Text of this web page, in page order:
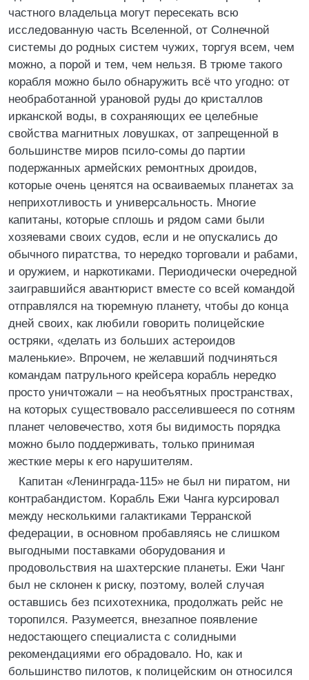
частного владельца могут пересекать всю
исследованную часть Вселенной, от Солнечной
системы до родных систем чужих, торгуя всем, чем
можно, а порой и тем, чем нельзя. В трюме такого
корабля можно было обнаружить всё что угодно: от
необработанной урановой руды до кристаллов
ирканской воды, в сохраняющих ее целебные
свойства магнитных ловушках, от запрещенной в
большинстве миров псило‑сомы до партии
подержанных армейских ремонтных дроидов,
которые очень ценятся на осваиваемых планетах за
неприхотливость и универсальность. Многие
капитаны, которые сплошь и рядом сами были
хозяевами своих судов, если и не опускались до
обычного пиратства, то нередко торговали и рабами,
и оружием, и наркотиками. Периодически очередной
заигравшийся авантюрист вместе со всей командой
отправлялся на тюремную планету, чтобы до конца
дней своих, как любили говорить полицейские
остряки, «делать из больших астероидов
маленькие». Впрочем, не желавший подчиняться
командам патрульного крейсера корабль нередко
просто уничтожали – на необъятных пространствах,
на которых существовало расселившееся по сотням
планет человечество, хотя бы видимость порядка
можно было поддерживать, только принимая
жесткие меры к его нарушителям.
Капитан «Ленинграда‑115» не был ни пиратом, ни
контрабандистом. Корабль Ежи Чанга курсировал
между несколькими галактиками Терранской
федерации, в основном пробавляясь не слишком
выгодными поставками оборудования и
продовольствия на шахтерские планеты. Ежи Чанг
был не склонен к риску, поэтому, волей случая
оставшись без психотехника, продолжать рейс не
торопился. Разумеется, внезапное появление
недостающего специалиста с солидными
рекомендациями его обрадовало. Но, как и
большинство пилотов, к полицейским он относился